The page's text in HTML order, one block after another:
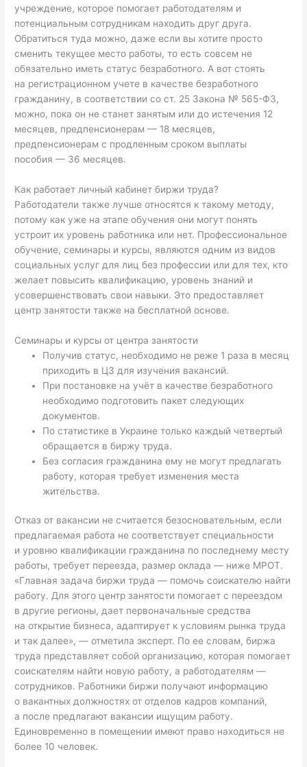
учреждение, которое помогает работодателям и
потенциальным сотрудникам находить друг друга.
Обратиться туда можно, даже если вы хотите просто
сменить текущее место работы, то есть совсем не
обязательно иметь статус безработного. А вот стоять
на регистрационном учете в качестве безработного
гражданину, в соответствии со ст. 25 Закона № 565-ФЗ,
можно, пока он не станет занятым или до истечения 12
месяцев, предпенсионерам — 18 месяцев,
предпенсионерам с продленным сроком выплаты
пособия — 36 месяцев.
Как работает личный кабинет биржи труда?
Работодатели также лучше относятся к такому методу,
потому как уже на этапе обучения они могут понять
устроит их уровень работника или нет. Профессиональное
обучение, семинары и курсы, являются одним из видов
социальных услуг для лиц без профессии или для тех, кто
желает повысить квалификацию, уровень знаний и
усовершенствовать свои навыки. Это предоставляет
центр занятости также на бесплатной основе.
Семинары и курсы от центра занятости
Получив статус, необходимо не реже 1 раза в месяц
приходить в ЦЗ для изучения вакансий.
При постановке на учёт в качестве безработного
необходимо подготовить пакет следующих
документов.
По статистике в Украине только каждый четвертый
обращается в биржу труда.
Без согласия гражданина ему не могут предлагать
работу, которая требует изменения места
жительства.
Отказ от вакансии не считается безосновательным, если
предлагаемая работа не соответствует специальности
и уровню квалификации гражданина по последнему месту
работы, требует переезда, размер оклада — ниже МРОТ.
«Главная задача биржи труда — помочь соискателю найти
работу. Для этого центр занятости помогает с переездом
в другие регионы, дает первоначальные средства
на открытие бизнеса, адаптирует к условиям рынка труда
и так далее», — отметила эксперт. По ее словам, биржа
труда представляет собой организацию, которая помогает
соискателям найти новую работу, а работодателям —
сотрудников. Работники биржи получают информацию
о вакантных должностях от отделов кадров компаний,
а после предлагают вакансии ищущим работу.
Единовременно в помещении имеют право находиться не
более 10 человек.